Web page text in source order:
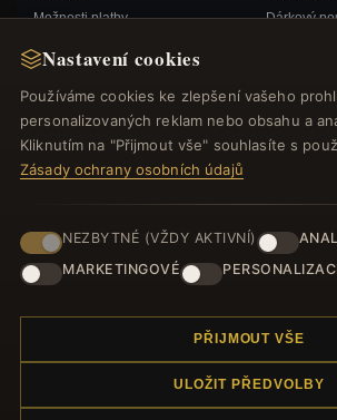
Nastavení cookies
Používáme cookies ke zlepšení vašeho
personalizovaných reklam nebo obsahu a
Kliknutím na "Přijmout vše" souhlasíte s
Zásady ochrany osobních údajů
NEZBYTNÉ (VŽDY AKTIVNÍ)
MARKETINGOVÉ
PŘIJMOUT VŠE
ULOŽIT PŘEDVOLBY
Možnosti platby
Kontaktujte nás
Dárkový
RYCHLÉ ODKAZY
Nové produkty
Speciální nabídky
Blog
Recenze
Přihlásit se